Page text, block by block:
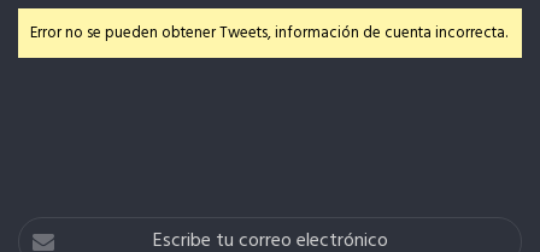
Error no se pueden obtener Tweets, información de cuenta incorrecta.
Escribe